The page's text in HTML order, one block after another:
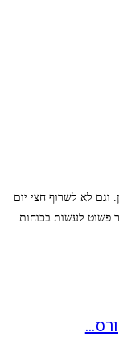
וגם לא לשרוף חצי יום
פשוט לעשות בכוחות